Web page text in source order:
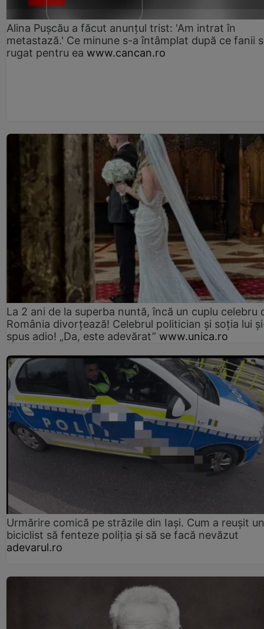
Alina Pușcău a făcut anunțul trist: 'Am intrat în
metastază.' Ce minune s-a întâmplat după ce fanii
rugat pentru ea www.cancan.ro
La 2 ani de la superba nuntă, încă un cuplu celebru
România divorțează! Celebrul politician și soția lui
spus adio! „Da, este adevărat” www.unica.ro
Urmărire comică pe străzile din Iași. Cum a reușit un
biciclist să fenteze poliția și să se facă nevăzut
adevarul.ro